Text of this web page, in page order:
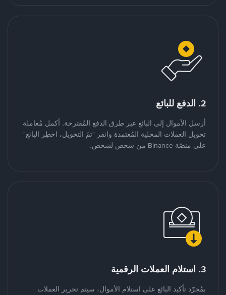
2. الدفع للبائع
أرسل الأموال إلى البائع عبر طرق الدفع المُقترحة. أكمل مُعاملة
تحويل العملات المحلية المُعتمدة وانقر "تمّ التحويل، اخطِر البائع"
على منصّة Binance من شخص لشخص.
3. استلام العملات الرقمية
بمُجرّد تأكيد البائع على استلام الأموال، سيتم تحرير العملات